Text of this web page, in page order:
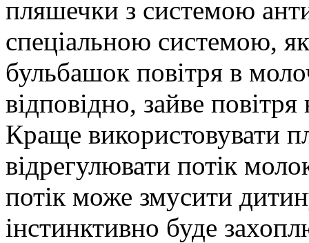
пляшечки з системою
спеціальною системою,
бульбашок повітря в
відповідно, зайве
Краще використовувати
відрегулювати потік
потік може змусити
інстинктивно буде